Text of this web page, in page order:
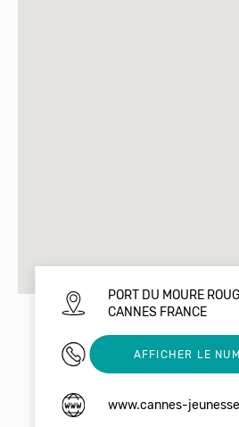
PORT DU MOURE
CANNES FRANCE
0492188888
AFFICHER LE
www.cannes-